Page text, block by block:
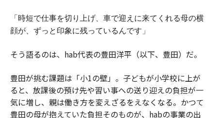
「時短で仕事を切り上げ、車で迎えに来てくれる母の横
顔が、ずっと印象に残っているんです」
そう語るのは、hab代表の豊田洋平（以下、豊田）だ。
豊田が挑む課題は「小1の壁」。子どもが小学校に上が
ると、放課後の預け先や習い事への送り迎えの負担が一
気に増し、親は働き方を変えざるをえなくなる。かつて
豊田の母が抱えていた負担そのものが、habの事業の出